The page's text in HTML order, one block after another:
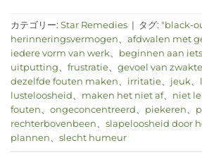
カテゴリー: Star Remedies | タグ: "black-
herinneringsvermogen、 afdwalen met
iedere vorm van werk、 beginnen aan iets
uitputting、 frustratie、 gevoel van zwakte
dezelfde fouten maken、 irritatie、 jeuk、
lusteloosheid、 maken het niet af、 niet
fouten、 ongeconcentreerd、 piekeren、
rechterbovenbeen、 slapeloosheid door
plannen、 slecht humeur